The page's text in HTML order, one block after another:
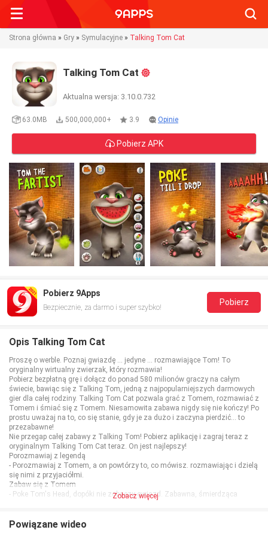
Strona główna » Gry » Symulacyjne » Talking Tom Cat
Talking Tom Cat
Aktualna wersja: 3.10.0.732
63.0MB 500,000,000+ 3.9 Opinie
Pobierz APK
Pobierz 9Apps
Bezpiecznie, za darmo i super szybko!
Pobierz
Opis Talking Tom Cat
Proszę o werble. Poznaj gwiazdę ... jedyne ... rozmawiające Tom! To
oryginalny wirtualny zwierzak, który rozmawia!
Pobierz bezpłatną grę i dołącz do ponad 580 milionów graczy na całym
świecie, bawiąc się z Talking Tom, jedną z najpopularniejszych darmowych
gier dla całej rodziny. Talking Tom Cat pozwala grać z Tomem, rozmawiać z
Tomem i śmiać się z Tomem. Niesamowita zabawa nigdy się nie kończy! Po
prostu uważaj na to, co się stanie, gdy je za dużo i zaczyna pierdzić… to
przezabawne!
Nie przegap całej zabawy z Talking Tom! Pobierz aplikację i zagraj teraz z
oryginalnym Talking Tom Cat teraz. On jest najlepszy!
Porozmawiaj z legendą
- Porozmawiaj z Tomem, a on powtórzy to, co mówisz. rozmawiając i dzielą
się nimi z przyjaciółmi.
Zabaw się z Tomem
- Poke Tom's Head, dopóki nie zobaczy gwiazd. Zabawna, śmierdząca
- Traktuj swoje urocze wirtualne zwierzak do jego ulubionych potraw!
Zobacz więcej
Powiązane wideo